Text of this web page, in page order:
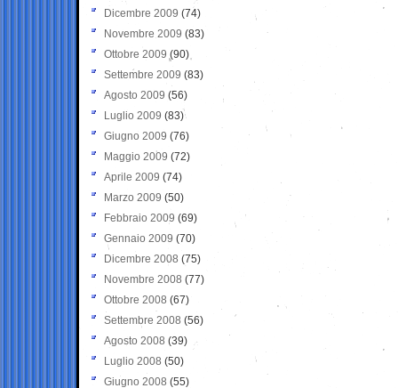
Dicembre 2009 (74)
Novembre 2009 (83)
Ottobre 2009 (90)
Settembre 2009 (83)
Agosto 2009 (56)
Luglio 2009 (83)
Giugno 2009 (76)
Maggio 2009 (72)
Aprile 2009 (74)
Marzo 2009 (50)
Febbraio 2009 (69)
Gennaio 2009 (70)
Dicembre 2008 (75)
Novembre 2008 (77)
Ottobre 2008 (67)
Settembre 2008 (56)
Agosto 2008 (39)
Luglio 2008 (50)
Giugno 2008 (55)